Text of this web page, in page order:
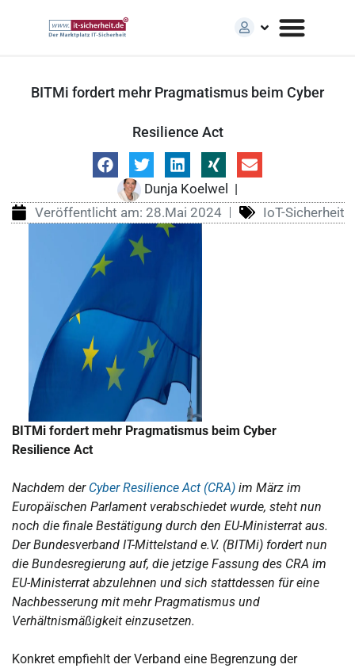
BITMi fordert mehr Pragmatismus beim Cyber
Resilience Act
Dunja Koelwel
|
Veröffentlicht am: 28.Mai 2024 IoT-Sicherheit
BITMi fordert mehr Pragmatismus beim Cyber
Resilience Act
Nachdem derCyber Resilience Act (CRA) im März im
Europäischen Parlament verabschiedet wurde, steht nun
noch die finale Bestätigung durch den EU-Ministerrat aus.
Der Bundesverband IT-Mittelstand e.V. (BITMi) fordert nun
die Bundesregierung auf, die jetzige Fassung des CRA im
EU-Ministerrat abzulehnen und sich stattdessen für eine
Nachbesserung mit mehr Pragmatismus und
Verhältnismäßigkeit einzusetzen.
Konkret empfiehlt der Verband eine Begrenzung der